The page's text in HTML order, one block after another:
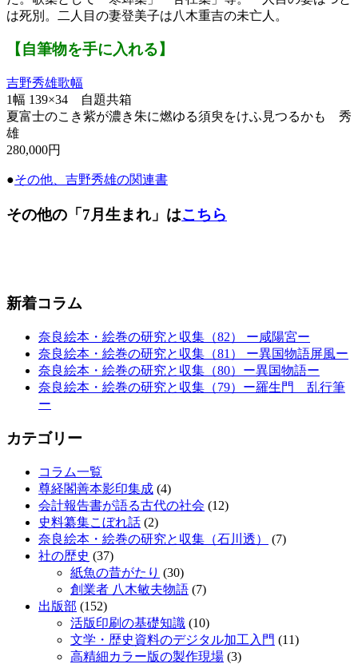
は死別。二人目の妻登美子は八木重吉の未亡人。
【自筆物を手に入れる】
吉野秀雄歌幅
1幅 139×34 自題共箱
夏富士のこき紫が濃き朱に燃ゆる須臾をけふ見つるかも 秀
雄
280,000円
●その他、吉野秀雄の関連書
その他の「7月生まれ」はこちら
新着コラム
奈良絵本・絵巻の研究と収集（82） ー咸陽宮ー
奈良絵本・絵巻の研究と収集（81） ー異国物語屏風ー
奈良絵本・絵巻の研究と収集（80）ー異国物語ー
奈良絵本・絵巻の研究と収集（79）ー羅生門 乱行筆
ー
カテゴリー
コラム一覧
尊経閣善本影印集成 (4)
会計報告書が語る古代の社会 (12)
史料纂集こぼれ話 (2)
奈良絵本・絵巻の研究と収集（石川透）
(7)
社の歴史 (37)
紙魚の昔がたり (30)
創業者 八木敏夫物語 (7)
出版部 (152)
活版印刷の基礎知識 (10)
文学・歴史資料のデジタル加工入門 (11)
高精細カラー版の製作現場 (3)